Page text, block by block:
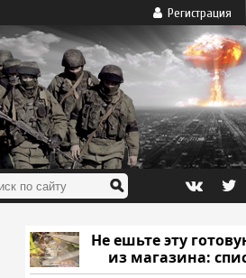
Регистрация
Не ешьте эту
из магазина: